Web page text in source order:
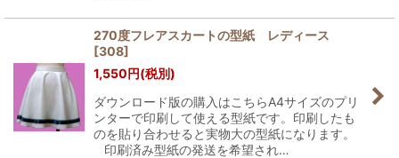
270度フレアスカートの型紙 レディース
[308]
1,550円(税別)
ダウンロード版の購入はこちらA4サイズのプリ
ンターで印刷して使える型紙です。印刷したも
のを貼り合わせると実物大の型紙になります。
印刷済み型紙の発送を希望され…